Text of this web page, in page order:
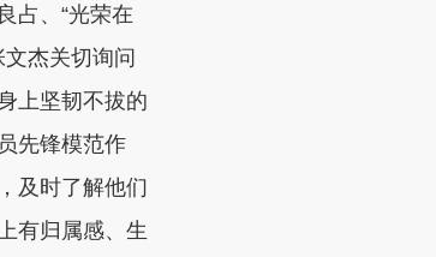
占、“光荣在
杰关切询问
上坚韧不拔的
先锋模范作
及时了解他们
有归属感、生